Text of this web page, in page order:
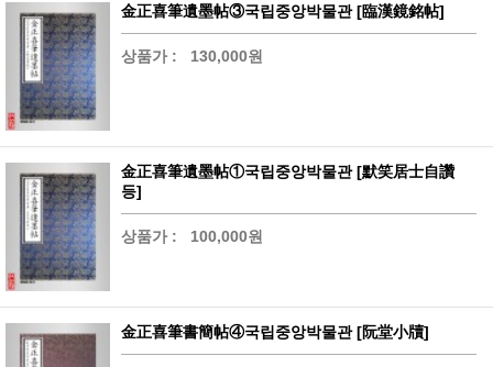
金正喜筆遺墨帖③국립중앙박물관 [臨漢鏡銘帖]
상품가 : 130,000원
金正喜筆遺墨帖①국립중앙박물관 [默笑居士自讚
등]
상품가 : 100,000원
金正喜筆書簡帖④국립중앙박물관 [阮堂小牘]